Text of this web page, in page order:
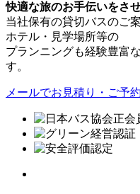
快適な旅のお手伝いをさ
当社保有の貸切バスのご
ホテル・見学場所等の
プランニングも経験豊富
す。
メールでお見積り・ご予約